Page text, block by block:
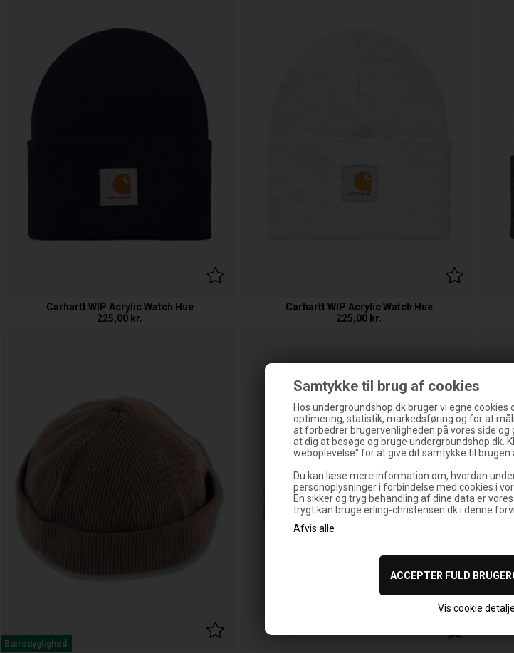
Samtykke til brug af cookies
Hos undergroundshop.dk bruger vi egne cookies
optimering, statistik, markedsføring og for at
at forbedrer brugervenligheden på vores side
at dig at besøge og bruge undergroundshop.dk.
weboplevelse" for at give dit samtykke til brugen
Du kan læse mere information om, hvordan
personoplysninger i forbindelse med cookies i
En sikker og tryg behandling af dine data er
trygt kan bruge erling-christensen.dk i denne
Vis cookie
Carhartt WIP Acrylic Watch Hue
225,00 kr.
Carhartt WIP Acrylic Watch Hue
225,00 kr.
Bæredygtighed